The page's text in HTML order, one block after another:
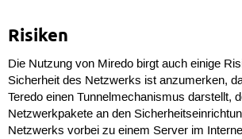
Risiken
Die Nutzung von Miredo birgt auch einige
Sicherheit des Netzwerks ist anzumerken,
Teredo einen Tunnelmechanismus darstellt,
Netzwerkpakete an den
Netzwerks vorbei zu einem Server im